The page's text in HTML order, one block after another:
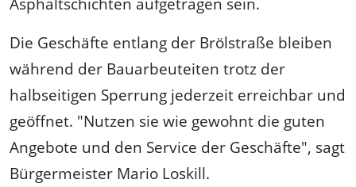
Die Geschäfte entlang der Brölstraße bleiben
während der Bauarbeuteiten trotz der
halbseitigen Sperrung jederzeit erreichbar und
geöffnet. "Nutzen sie wie gewohnt die guten
Angebote und den Service der Geschäfte", sagt
Bürgermeister Mario Loskill.